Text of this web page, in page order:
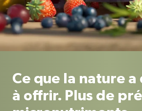
Ce que la nature
à offrir. Plus de